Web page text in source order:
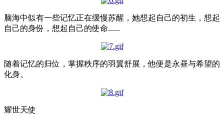
脑海中似有一些记忆正在缓慢苏醒，她想起自己的初生，想起
自己的身份，想起自己的使命......
随着记忆的归位，掌握秩序的羽翼舒展，他便是永昼与希望的
化身。
耀世天使